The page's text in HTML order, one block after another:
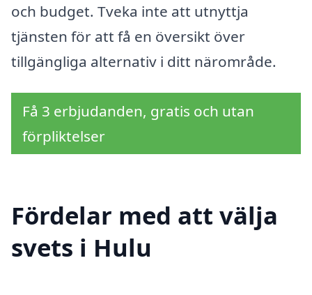
och budget. Tveka inte att utnyttja
tjänsten för att få en översikt över
tillgängliga alternativ i ditt närområde.
Få 3 erbjudanden, gratis och utan
förpliktelser
Fördelar med att välja
svets i Hulu